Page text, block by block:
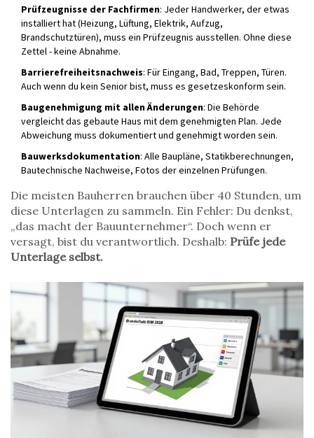
Prüfzeugnisse der Fachfirmen: Jeder Handwerker, der etwas
installiert hat (Heizung, Lüftung, Elektrik, Aufzug,
Brandschutztüren), muss ein Prüfzeugnis ausstellen. Ohne diese
Zettel - keine Abnahme.
Barrierefreiheitsnachweis: Für Eingang, Bad, Treppen, Türen.
Auch wenn du kein Senior bist, muss es gesetzeskonform sein.
Baugenehmigung mit allen Änderungen: Die Behörde
vergleicht das gebaute Haus mit dem genehmigten Plan. Jede
Abweichung muss dokumentiert und genehmigt worden sein.
Bauwerksdokumentation: Alle Baupläne, Statikberechnungen,
Bautechnische Nachweise, Fotos der einzelnen Prüfungen.
Die meisten Bauherren brauchen über 40 Stunden, um
diese Unterlagen zu sammeln. Ein Fehler: Du denkst,
„das macht der Bauunternehmer“. Doch wenn er
versagt, bist du verantwortlich. Deshalb: Prüfe jede
Unterlage selbst.